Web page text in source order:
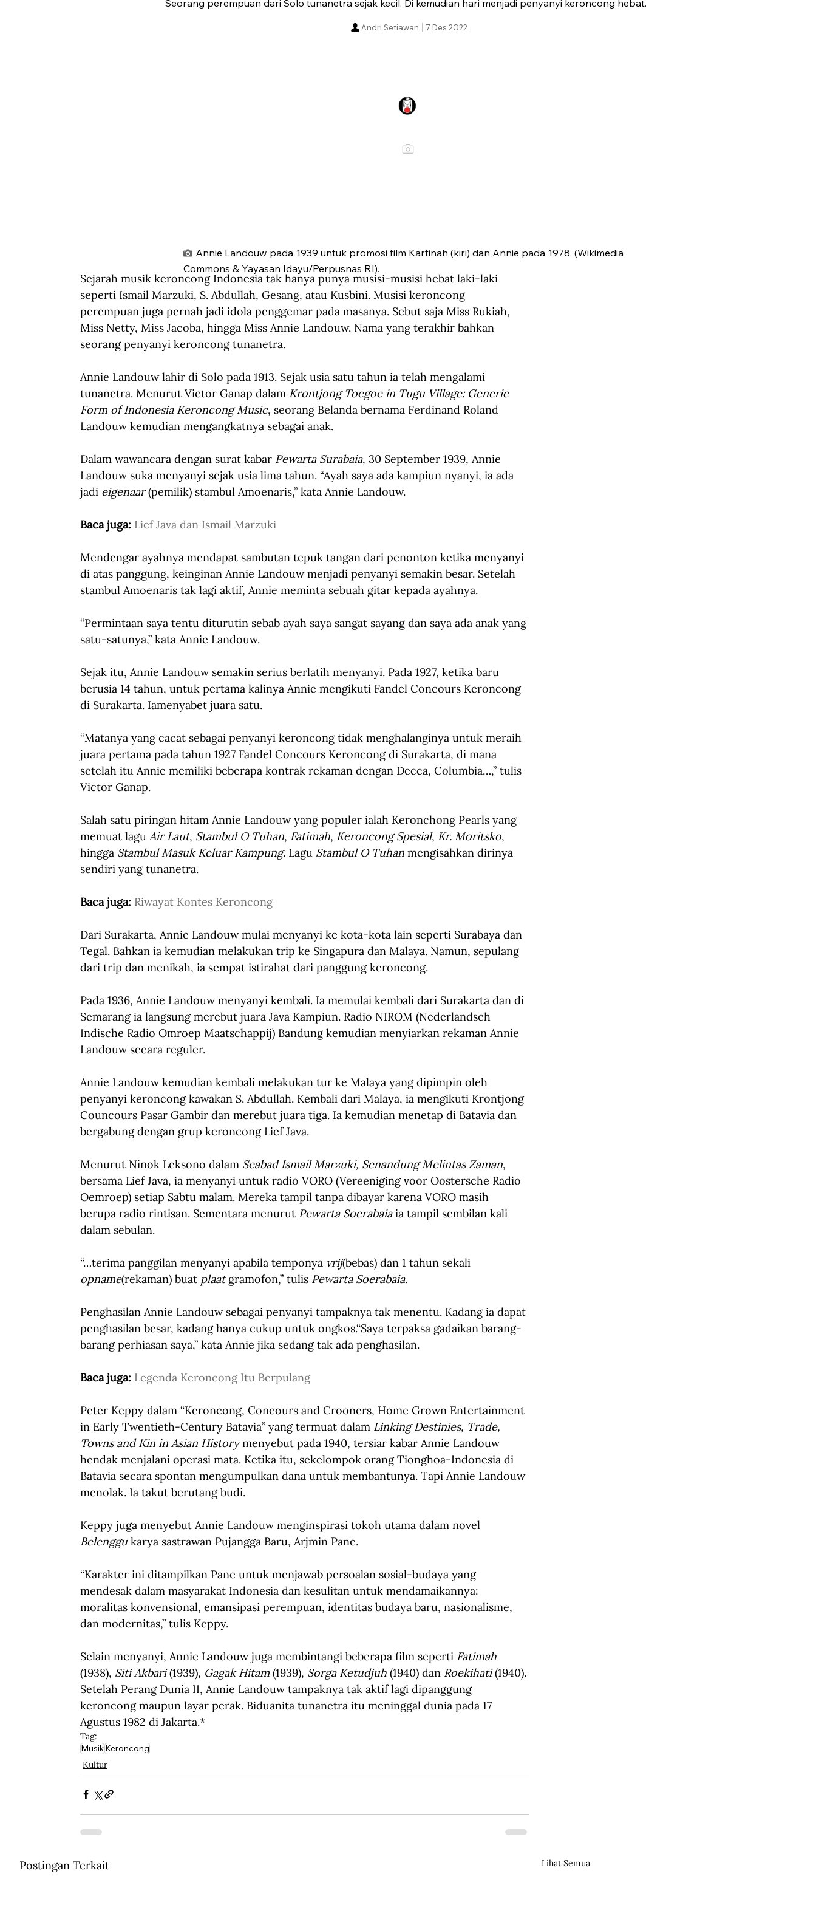
Seorang perempuan dari Solo tunanetra sejak kecil. Di kemudian hari menjadi penyanyi keroncong hebat.
7 Des 2022
Andri Setiawan
Annie Landouw pada 1939 untuk promosi film Kartinah (kiri) dan Annie pada 1978. (Wikimedia
Commons & Yayasan Idayu/Perpusnas RI).
Sejarah musik keroncong Indonesia tak hanya punya musisi-musisi hebat laki-laki
seperti Ismail Marzuki, S. Abdullah, Gesang, atau Kusbini. Musisi keroncong
perempuan juga pernah jadi idola penggemar pada masanya. Sebut saja Miss Rukiah,
Miss Netty, Miss Jacoba, hingga Miss Annie Landouw. Nama yang terakhir bahkan
seorang penyanyi keroncong tunanetra.
Annie Landouw lahir di Solo pada 1913. Sejak usia satu tahun ia telah mengalami
tunanetra. Menurut Victor Ganap dalam Krontjong Toegoe in Tugu Village: Generic
Form of Indonesia Keroncong Music, seorang Belanda bernama Ferdinand Roland
Landouw kemudian mengangkatnya sebagai anak.
Dalam wawancara dengan surat kabar Pewarta Surabaia, 30 September 1939, Annie
Landouw suka menyanyi sejak usia lima tahun. “Ayah saya ada kampiun nyanyi, ia ada
jadi eigenaar (pemilik) stambul Amoenaris,” kata Annie Landouw.
Baca juga: Lief Java dan Ismail Marzuki
Mendengar ayahnya mendapat sambutan tepuk tangan dari penonton ketika menyanyi
di atas panggung, keinginan Annie Landouw menjadi penyanyi semakin besar. Setelah
stambul Amoenaris tak lagi aktif, Annie meminta sebuah gitar kepada ayahnya.
“Permintaan saya tentu diturutin sebab ayah saya sangat sayang dan saya ada anak yang
satu-satunya,” kata Annie Landouw.
Sejak itu, Annie Landouw semakin serius berlatih menyanyi. Pada 1927, ketika baru
berusia 14 tahun, untuk pertama kalinya Annie mengikuti Fandel Concours Keroncong
di Surakarta. Iamenyabet juara satu.
“Matanya yang cacat sebagai penyanyi keroncong tidak menghalanginya untuk meraih
juara pertama pada tahun 1927 Fandel Concours Keroncong di Surakarta, di mana
setelah itu Annie memiliki beberapa kontrak rekaman dengan Decca, Columbia…,” tulis
Victor Ganap.
Salah satu piringan hitam Annie Landouw yang populer ialah Keronchong Pearls yang
memuat lagu Air Laut, Stambul O Tuhan, Fatimah, Keroncong Spesial, Kr. Moritsko,
hingga Stambul Masuk Keluar Kampung. Lagu Stambul O Tuhan mengisahkan dirinya
sendiri yang tunanetra.
Baca juga: Riwayat Kontes Keroncong
Dari Surakarta, Annie Landouw mulai menyanyi ke kota-kota lain seperti Surabaya dan
Tegal. Bahkan ia kemudian melakukan trip ke Singapura dan Malaya. Namun, sepulang
dari trip dan menikah, ia sempat istirahat dari panggung keroncong.
Pada 1936, Annie Landouw menyanyi kembali. Ia memulai kembali dari Surakarta dan di
Semarang ia langsung merebut juara Java Kampiun. Radio NIROM (Nederlandsch
Indische Radio Omroep Maatschappij) Bandung kemudian menyiarkan rekaman Annie
Landouw secara reguler.
Annie Landouw kemudian kembali melakukan tur ke Malaya yang dipimpin oleh
penyanyi keroncong kawakan S. Abdullah. Kembali dari Malaya, ia mengikuti Krontjong
Councours Pasar Gambir dan merebut juara tiga. Ia kemudian menetap di Batavia dan
bergabung dengan grup keroncong Lief Java.
Menurut Ninok Leksono dalam Seabad Ismail Marzuki, Senandung Melintas Zaman,
bersama Lief Java, ia menyanyi untuk radio VORO (Vereeniging voor Oostersche Radio
Oemroep) setiap Sabtu malam. Mereka tampil tanpa dibayar karena VORO masih
berupa radio rintisan. Sementara menurut Pewarta Soerabaia ia tampil sembilan kali
dalam sebulan.
“…terima panggilan menyanyi apabila temponya vrij(bebas) dan 1 tahun sekali
opname(rekaman) buat plaat gramofon,” tulis Pewarta Soerabaia.
Penghasilan Annie Landouw sebagai penyanyi tampaknya tak menentu. Kadang ia dapat
penghasilan besar, kadang hanya cukup untuk ongkos.“Saya terpaksa gadaikan barang-
barang perhiasan saya,” kata Annie jika sedang tak ada penghasilan.
Baca juga: Legenda Keroncong Itu Berpulang
Peter Keppy dalam “Keroncong, Concours and Crooners, Home Grown Entertainment
in Early Twentieth-Century Batavia” yang termuat dalam Linking Destinies, Trade,
Towns and Kin in Asian History menyebut pada 1940, tersiar kabar Annie Landouw
hendak menjalani operasi mata. Ketika itu, sekelompok orang Tionghoa-Indonesia di
Batavia secara spontan mengumpulkan dana untuk membantunya. Tapi Annie Landouw
menolak. Ia takut berutang budi.
Keppy juga menyebut Annie Landouw menginspirasi tokoh utama dalam novel
Belenggu karya sastrawan Pujangga Baru, Arjmin Pane.
“Karakter ini ditampilkan Pane untuk menjawab persoalan sosial-budaya yang
mendesak dalam masyarakat Indonesia dan kesulitan untuk mendamaikannya:
moralitas konvensional, emansipasi perempuan, identitas budaya baru, nasionalisme,
dan modernitas,” tulis Keppy.
Selain menyanyi, Annie Landouw juga membintangi beberapa film seperti Fatimah
(1938), Siti Akbari (1939), Gagak Hitam (1939), Sorga Ketudjuh (1940) dan Roekihati (1940).
Setelah Perang Dunia II, Annie Landouw tampaknya tak aktif lagi dipanggung
keroncong maupun layar perak. Biduanita tunanetra itu meninggal dunia pada 17
Agustus 1982 di Jakarta.*
Tag:
MusikKeroncong
Kultur
Postingan Terkait Lihat Semua